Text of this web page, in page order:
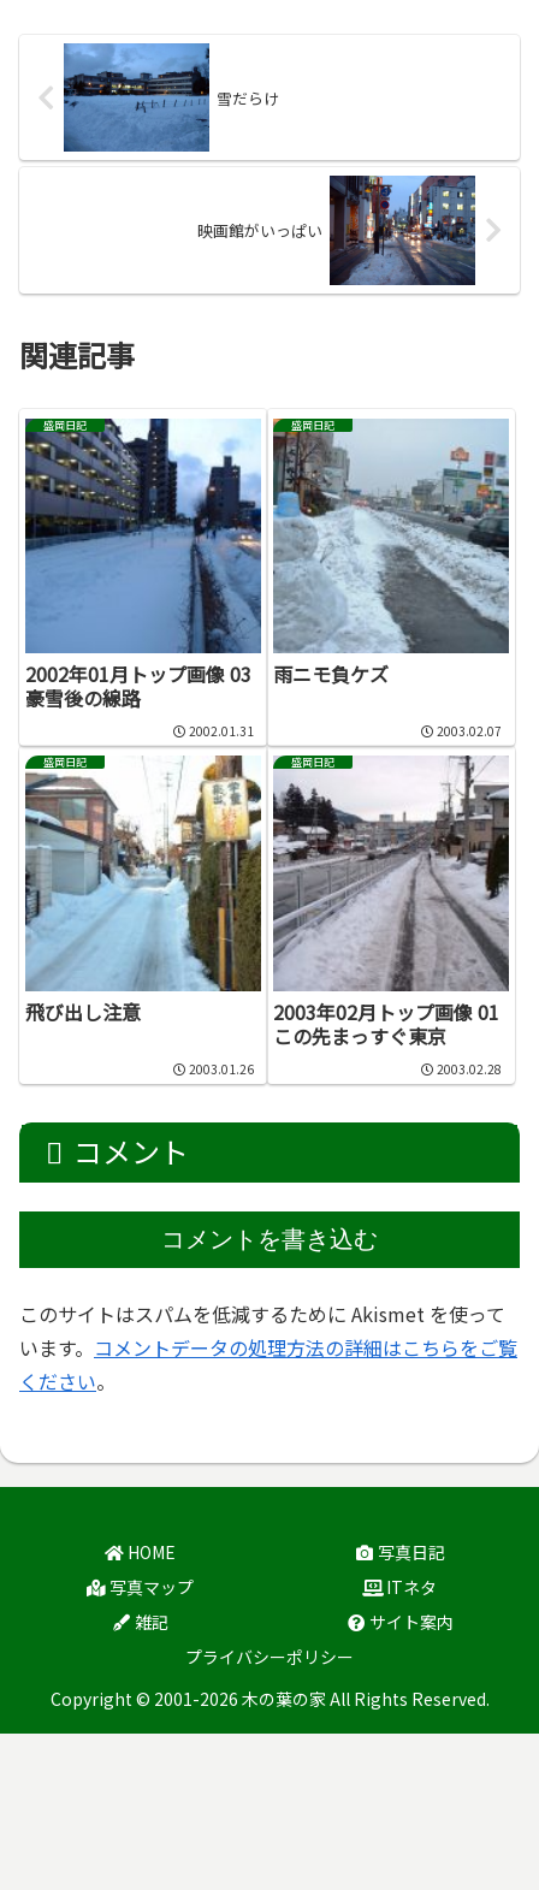
雪だらけ
映画館がいっぱい
関連記事
盛岡日記
2002年01月トップ画像 03
豪雪後の線路
2002.01.31
盛岡日記
雨ニモ負ケズ
2003.02.07
盛岡日記
飛び出し注意
2003.01.26
盛岡日記
2003年02月トップ画像 01
この先まっすぐ東京
2003.02.28
コメント
コメントを書き込む
このサイトはスパムを低減するために Akismet を使って
います。 コメントデータの処理方法の詳細はこちらをご覧
ください。
HOME
写真日記
写真マップ
ITネタ
雑記
サイト案内
プライバシーポリシー
Copyright © 2001-2026 木の葉の家 All Rights Reserved.